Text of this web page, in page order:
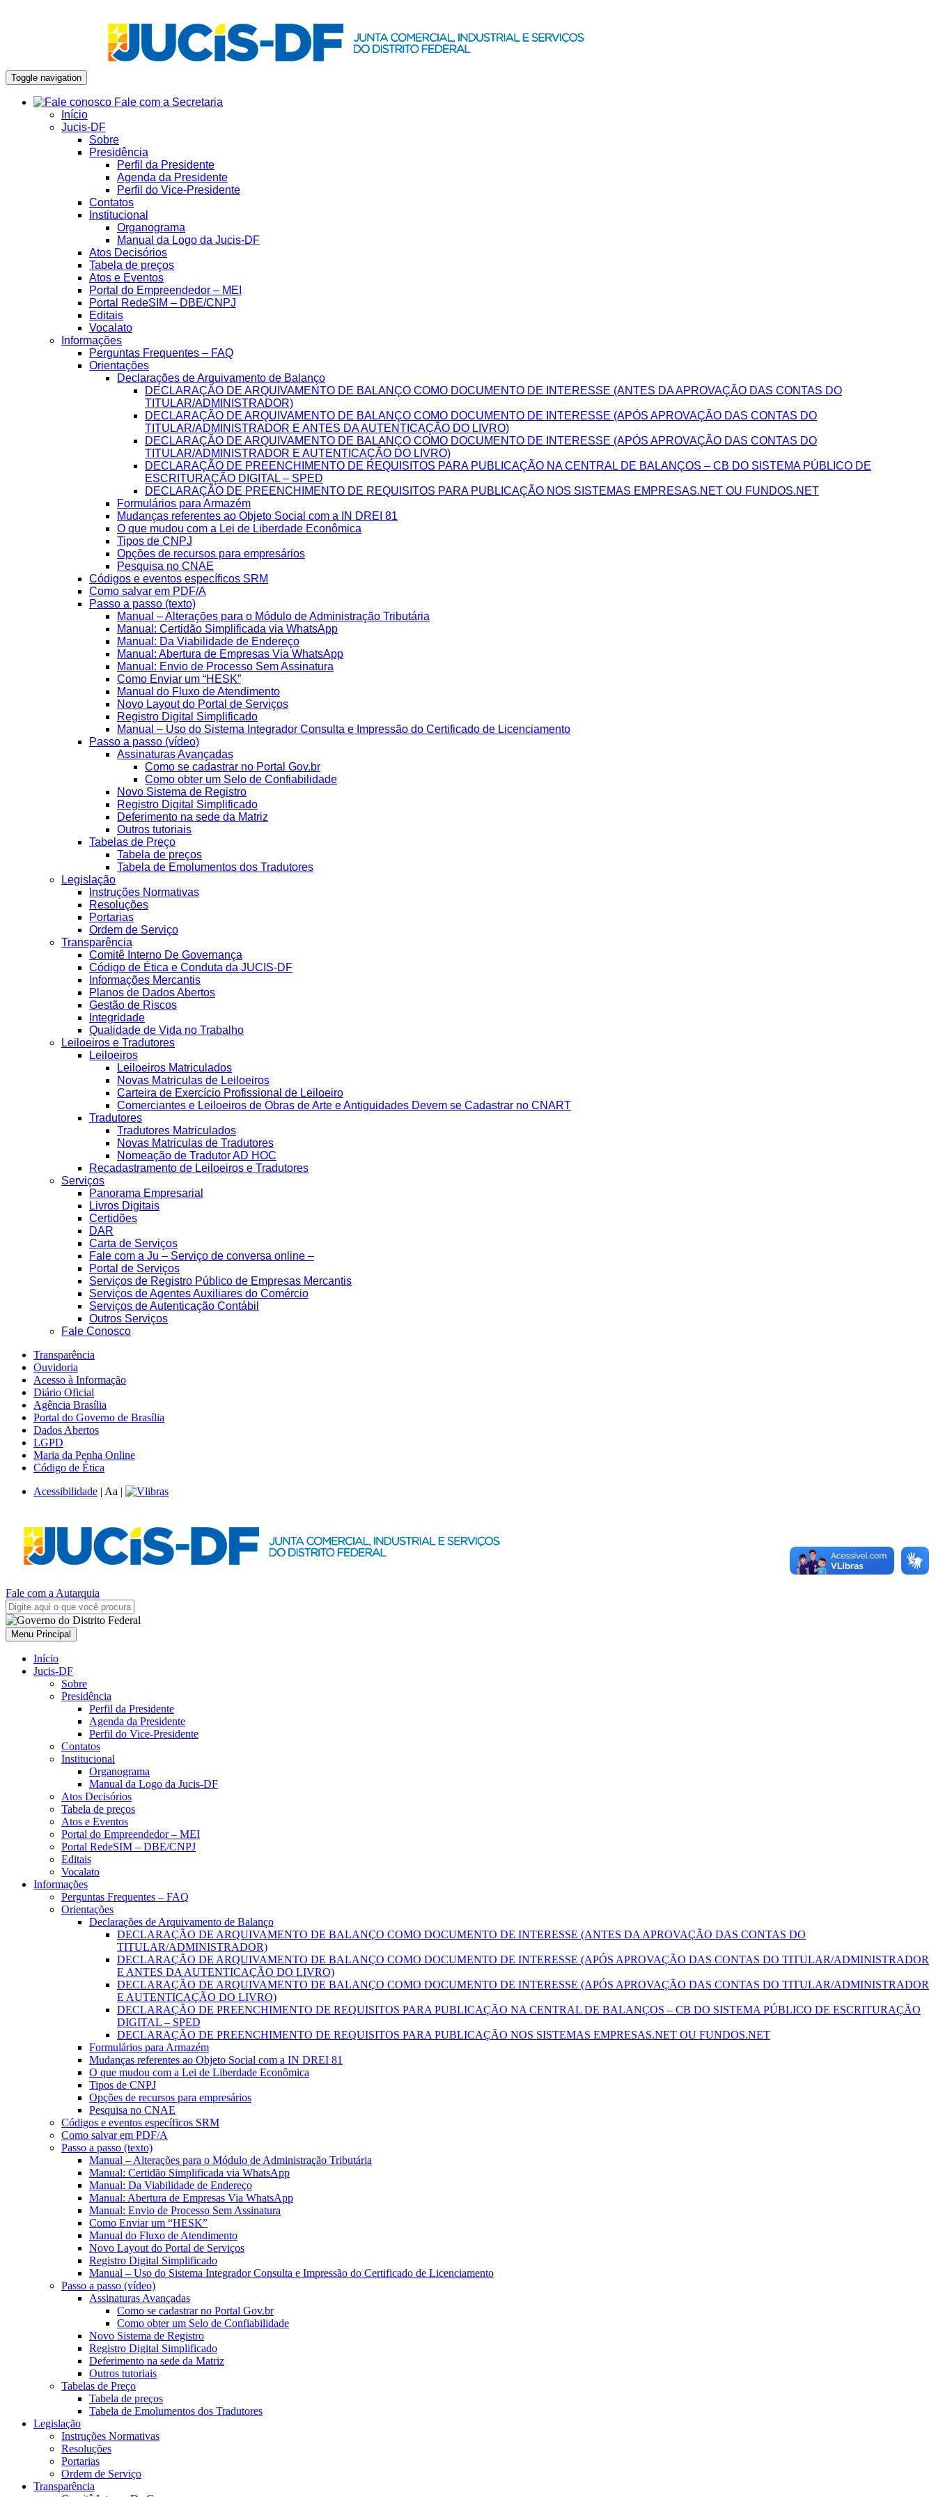
Toggle navigation
Fale com a Secretaria
Início
Jucis-DF
Sobre
Presidência
Perfil da Presidente
Agenda da Presidente
Perfil do Vice-Presidente
Contatos
Institucional
Organograma
Manual da Logo da Jucis-DF
Atos Decisórios
Tabela de preços
Atos e Eventos
Portal do Empreendedor – MEI
Portal RedeSIM – DBE/CNPJ
Editais
Vocalato
Informações
Perguntas Frequentes – FAQ
Orientações
Declarações de Arquivamento de Balanço
DECLARAÇÃO DE ARQUIVAMENTO DE BALANÇO COMO DOCUMENTO DE INTERESSE (ANTES DA APROVAÇÃO DAS CONTAS DO
TITULAR/ADMINISTRADOR)
DECLARAÇÃO DE ARQUIVAMENTO DE BALANÇO COMO DOCUMENTO DE INTERESSE (APÓS APROVAÇÃO DAS CONTAS DO
TITULAR/ADMINISTRADOR E ANTES DA AUTENTICAÇÃO DO LIVRO)
DECLARAÇÃO DE ARQUIVAMENTO DE BALANÇO COMO DOCUMENTO DE INTERESSE (APÓS APROVAÇÃO DAS CONTAS DO
TITULAR/ADMINISTRADOR E AUTENTICAÇÃO DO LIVRO)
DECLARAÇÃO DE PREENCHIMENTO DE REQUISITOS PARA PUBLICAÇÃO NA CENTRAL DE BALANÇOS – CB DO SISTEMA PÚBLICO DE
ESCRITURAÇÃO DIGITAL – SPED
DECLARAÇÃO DE PREENCHIMENTO DE REQUISITOS PARA PUBLICAÇÃO NOS SISTEMAS EMPRESAS.NET OU FUNDOS.NET
Formulários para Armazém
Mudanças referentes ao Objeto Social com a IN DREI 81
O que mudou com a Lei de Liberdade Econômica
Tipos de CNPJ
Opções de recursos para empresários
Pesquisa no CNAE
Códigos e eventos específicos SRM
Como salvar em PDF/A
Passo a passo (texto)
Manual – Alterações para o Módulo de Administração Tributária
Manual: Certidão Simplificada via WhatsApp
Manual: Da Viabilidade de Endereço
Manual: Abertura de Empresas Via WhatsApp
Manual: Envio de Processo Sem Assinatura
Como Enviar um “HESK”
Manual do Fluxo de Atendimento
Novo Layout do Portal de Serviços
Registro Digital Simplificado
Manual – Uso do Sistema Integrador Consulta e Impressão do Certificado de Licenciamento
Passo a passo (vídeo)
Assinaturas Avançadas
Como se cadastrar no Portal Gov.br
Como obter um Selo de Confiabilidade
Novo Sistema de Registro
Registro Digital Simplificado
Deferimento na sede da Matriz
Outros tutoriais
Tabelas de Preço
Tabela de preços
Tabela de Emolumentos dos Tradutores
Legislação
Instruções Normativas
Resoluções
Portarias
Ordem de Serviço
Transparência
Comitê Interno De Governança
Código de Ética e Conduta da JUCIS-DF
Informações Mercantis
Planos de Dados Abertos
Gestão de Riscos
Integridade
Qualidade de Vida no Trabalho
Leiloeiros e Tradutores
Leiloeiros
Leiloeiros Matriculados
Novas Matriculas de Leiloeiros
Carteira de Exercício Profissional de Leiloeiro
Comerciantes e Leiloeiros de Obras de Arte e Antiguidades Devem se Cadastrar no CNART
Tradutores
Tradutores Matriculados
Novas Matriculas de Tradutores
Nomeação de Tradutor AD HOC
Recadastramento de Leiloeiros e Tradutores
Serviços
Panorama Empresarial
Livros Digitais
Certidões
DAR
Carta de Serviços
Fale com a Ju – Serviço de conversa online –
Portal de Serviços
Serviços de Registro Público de Empresas Mercantis
Serviços de Agentes Auxiliares do Comércio
Serviços de Autenticação Contábil
Outros Serviços
Fale Conosco
Transparência
Ouvidoria
Acesso à Informação
Diário Oficial
Agência Brasília
Portal do Governo de Brasília
Dados Abertos
LGPD
Maria da Penha Online
Código de Ética
Acessibilidade | Aa |
Fale com a Autarquia
Menu Principal
Início
Jucis-DF
Sobre
Presidência
Perfil da Presidente
Agenda da Presidente
Perfil do Vice-Presidente
Contatos
Institucional
Organograma
Manual da Logo da Jucis-DF
Atos Decisórios
Tabela de preços
Atos e Eventos
Portal do Empreendedor – MEI
Portal RedeSIM – DBE/CNPJ
Editais
Vocalato
Informações
Perguntas Frequentes – FAQ
Orientações
Declarações de Arquivamento de Balanço
DECLARAÇÃO DE ARQUIVAMENTO DE BALANÇO COMO DOCUMENTO DE INTERESSE (ANTES DA APROVAÇÃO DAS CONTAS DO
TITULAR/ADMINISTRADOR)
DECLARAÇÃO DE ARQUIVAMENTO DE BALANÇO COMO DOCUMENTO DE INTERESSE (APÓS APROVAÇÃO DAS CONTAS DO TITULAR/ADMINISTRADOR
E ANTES DA AUTENTICAÇÃO DO LIVRO)
DECLARAÇÃO DE ARQUIVAMENTO DE BALANÇO COMO DOCUMENTO DE INTERESSE (APÓS APROVAÇÃO DAS CONTAS DO TITULAR/ADMINISTRADOR
E AUTENTICAÇÃO DO LIVRO)
DECLARAÇÃO DE PREENCHIMENTO DE REQUISITOS PARA PUBLICAÇÃO NA CENTRAL DE BALANÇOS – CB DO SISTEMA PÚBLICO DE ESCRITURAÇÃO
DIGITAL – SPED
DECLARAÇÃO DE PREENCHIMENTO DE REQUISITOS PARA PUBLICAÇÃO NOS SISTEMAS EMPRESAS.NET OU FUNDOS.NET
Formulários para Armazém
Mudanças referentes ao Objeto Social com a IN DREI 81
O que mudou com a Lei de Liberdade Econômica
Tipos de CNPJ
Opções de recursos para empresários
Pesquisa no CNAE
Códigos e eventos específicos SRM
Como salvar em PDF/A
Passo a passo (texto)
Manual – Alterações para o Módulo de Administração Tributária
Manual: Certidão Simplificada via WhatsApp
Manual: Da Viabilidade de Endereço
Manual: Abertura de Empresas Via WhatsApp
Manual: Envio de Processo Sem Assinatura
Como Enviar um “HESK”
Manual do Fluxo de Atendimento
Novo Layout do Portal de Serviços
Registro Digital Simplificado
Manual – Uso do Sistema Integrador Consulta e Impressão do Certificado de Licenciamento
Passo a passo (vídeo)
Assinaturas Avançadas
Como se cadastrar no Portal Gov.br
Como obter um Selo de Confiabilidade
Novo Sistema de Registro
Registro Digital Simplificado
Deferimento na sede da Matriz
Outros tutoriais
Tabelas de Preço
Tabela de preços
Tabela de Emolumentos dos Tradutores
Legislação
Instruções Normativas
Resoluções
Portarias
Ordem de Serviço
Transparência